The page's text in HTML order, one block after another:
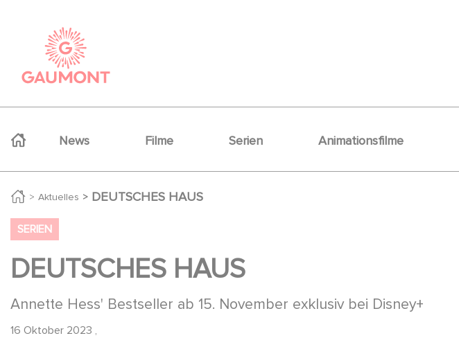
News Filme Serien Animationsfilme
Aktuelles DEUTSCHES HAUS
SERIEN
DEUTSCHES HAUS
Annette Hess' Bestseller ab 15. November exklusiv bei Disney+
16 Oktober 2023 ,